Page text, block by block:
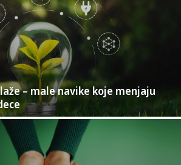
– male navike koje menjaju